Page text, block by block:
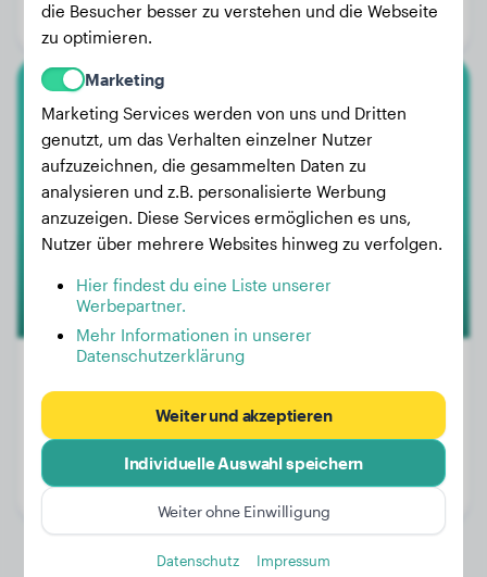
Geschlecht:
Rüde
Akita Inu
Umi
2 Jahre, 9 Monate
Geschlecht:
Rüde
die Besucher besser zu verstehen und die Webseite
zu optimieren.
Marketing
Marketing Services werden von uns und Dritten
genutzt, um das Verhalten einzelner Nutzer
aufzuzeichnen, die gesammelten Daten zu
analysieren und z.B. personalisierte Werbung
anzuzeigen. Diese Services ermöglichen es uns,
Nutzer über mehrere Websites hinweg zu verfolgen.
Hier findest du eine Liste unserer
Werbepartner.
Mehr Informationen in unserer
Datenschutzerklärung
Weiter und akzeptieren
Individuelle Auswahl speichern
Weiter ohne Einwilligung
Datenschutz Impressum